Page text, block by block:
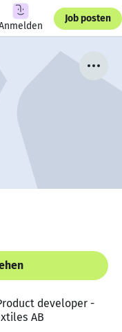
Job posten
developer -
AB